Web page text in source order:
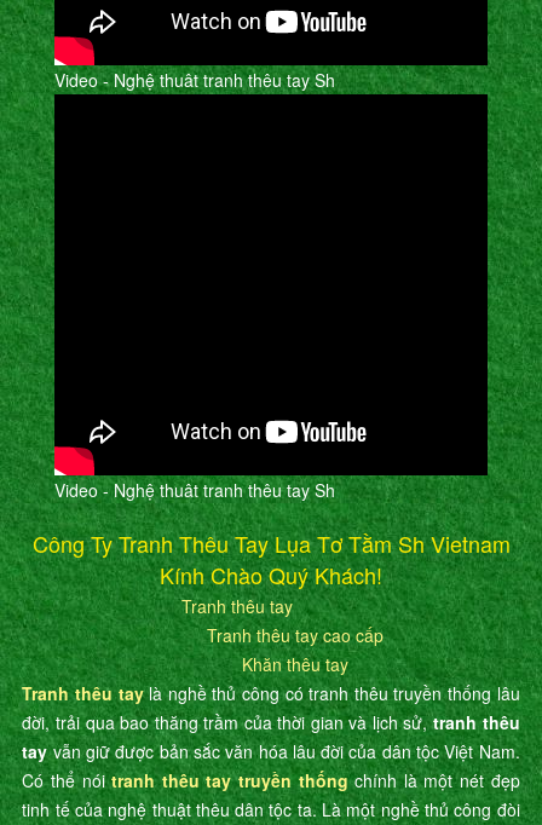
Video - Nghệ thuât tranh thêu tay Sh
Video - Nghệ thuât tranh thêu tay Sh
Công Ty Tranh Thêu Tay Lụa Tơ Tằm Sh Vietnam
Kính Chào Quý Khách!
Tranh thêu tay
Tranh thêu tay cao cấp
Khăn thêu tay
Tranh thêu taylà nghề thủ công có tranh thêu truyền thống lâu
đời, trải qua bao thăng trầm của thời gian và lịch sử,tranh thêu
tayvẫn giữ được bản sắc văn hóa lâu đời của dân tộc Việt Nam.
Có thể nóitranh thêu tay truyền thốngchính là một nét đẹp
tinh tế của nghệ thuật thêu dân tộc ta. Là một nghề thủ công đòi